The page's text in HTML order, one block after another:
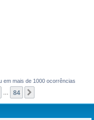
em mais de 1000 ocorrências
84